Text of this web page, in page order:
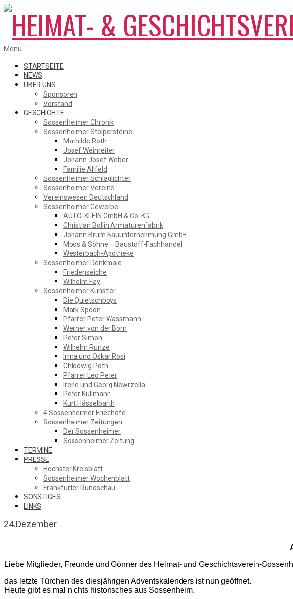
Skip
content
HEIMAT-
&
GESCHICHTSVEREIN
SOSSENHEIM
Primary
Menu
Menu
STARTSEITE
NEWS
ÜBER UNS
Sponsoren
Vorstand
GESCHICHTE
Sossenheimer Chronik
Sossenheimer Stolpersteine
Mathilde Roth
Josef Weinreiter
Johann Josef Weber
Familie Allfeld
Sossenheimer Schlaglichter
Sossenheimer Vereine
Vereinswesen Deutschland
Sossenheimer Gewerbe
AUTO-KLEIN GmbH & Co. KG
Christian Bollin Armaturenfabrik
Johann Brum Bauunternehmung GmbH
Moos & Söhne – Baustoff-Fachhandel
Westerbach-Apotheke
Sossenheimer Denkmale
Friedenseiche
Wilhelm Fay
Sossenheimer Künstler
Die Quietschboys
Mark Spoon
Pfarrer Peter Wassmann
Werner von der Born
Peter Simon
Wilhelm Runze
Irma und Oskar Rosi
Chlodwig Poth
Pfarrer Leo Peter
Irene und Georg Newrzella
Peter Kullmann
Kurt Hässelbarth
4 Sossenheimer Friedhöfe
Sossenheimer Zeitungen
Der Sossenheimer
Sossenheimer Zeitung
TERMINE
PRESSE
Höchster Kreisblatt
Sossenheimer Wochenblatt
Frankfurter Rundschau
SONSTIGES
LINKS
24.Dezember
Liebe Mitglieder, Freunde und Gönner des Heimat- und Geschichtsverein-
das letzte Türchen des diesjährigen Adventskalenders ist nun geöffnet.
Heute gibt es mal nichts historisches aus Sossenheim.